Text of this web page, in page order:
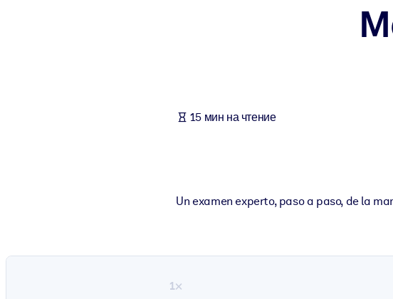
15 мин на чтение
Un examen experto, paso a paso, de la
1×